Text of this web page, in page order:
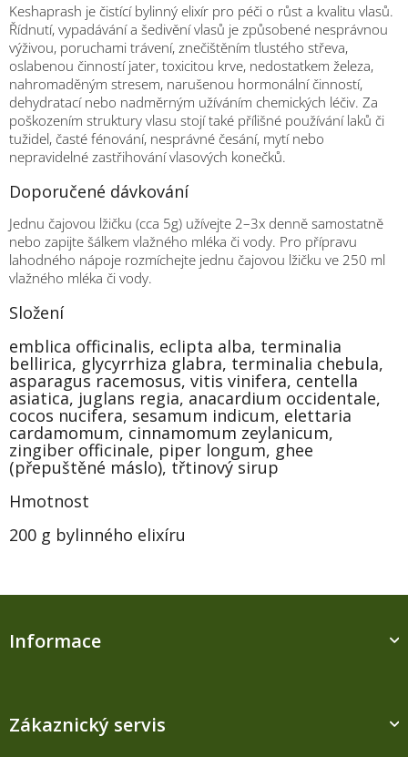
Keshaprash je čistící bylinný elixír pro péči o růst a kvalitu vlasů.
Řídnutí, vypadávání a šedivění vlasů je způsobené nesprávnou
výživou, poruchami trávení, znečištěním tlustého střeva,
oslabenou činností jater, toxicitou krve, nedostatkem železa,
nahromaděným stresem, narušenou hormonální činností,
dehydratací nebo nadměrným užíváním chemických léčiv. Za
poškozením struktury vlasu stojí také přílišné používání laků či
tužidel, časté fénování, nesprávné česání, mytí nebo
nepravidelné zastřihování vlasových konečků.
Doporučené dávkování
Jednu čajovou lžičku (cca 5g) užívejte 2–3x denně samostatně
nebo zapijte šálkem vlažného mléka či vody. Pro přípravu
lahodného nápoje rozmíchejte jednu čajovou lžičku ve 250 ml
vlažného mléka či vody.
Složení
emblica officinalis, eclipta alba, terminalia
bellirica, glycyrrhiza glabra, terminalia chebula,
asparagus racemosus, vitis vinifera, centella
asiatica, juglans regia, anacardium occidentale,
cocos nucifera, sesamum indicum, elettaria
cardamomum, cinnamomum zeylanicum,
zingiber officinale, piper longum, ghee
(přepuštěné máslo), třtinový sirup
Hmotnost
200 g bylinného elixíru
Z
Informace
Zákaznický servis